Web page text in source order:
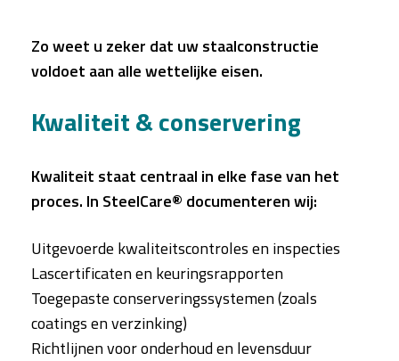
Zo weet u zeker dat uw staalconstructie
voldoet aan alle wettelijke eisen.
Kwaliteit & conservering
Kwaliteit staat centraal in elke fase van het
proces. In SteelCare® documenteren wij:
Uitgevoerde kwaliteitscontroles en inspecties
Lascertificaten en keuringsrapporten
Toegepaste conserveringssystemen (zoals
coatings en verzinking)
Richtlijnen voor onderhoud en levensduur